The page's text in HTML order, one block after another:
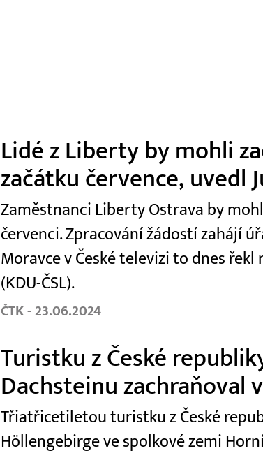
Lidé z Liberty by mohli
začátku července, uvedl
Zaměstnanci Liberty Ostrava by
červenci. Zpracování žádostí zahájí
Moravce v České televizi to dnes
(KDU-ČSL).
ČTK - 23.06.2024
Turistku z České
Dachsteinu zachraňoval
Třiatřicetiletou turistku z České
Höllengebirge ve spolkové zemi